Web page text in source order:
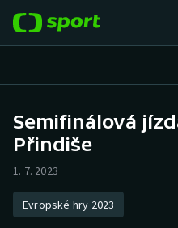
Hokej
Atletika
Semifinálová
Přindiše
1. 7. 2023
Evropské hry 2023